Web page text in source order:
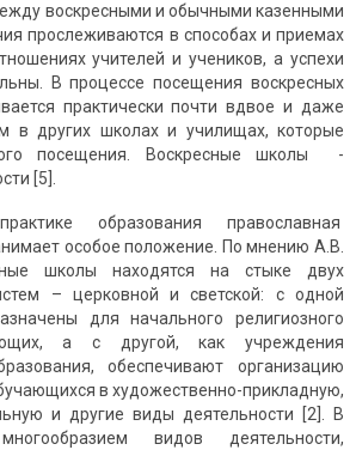
воскресными и обычными казенными
прослеживаются в способах и приемах
учителей и учеников, а успехи
В процессе посещения воскресных
практически почти вдвое и даже
в других школах и училищах, которые
посещения. Воскресные школы -
[5].
образования православная
особое положение. По мнению А.В.
школы находятся на стыке двух
– церковной и светской: с одной
для начального религиозного
а с другой, как учреждения
обеспечивают организацию
в художественно-прикладную,
и другие виды деятельности [2]. В
видов деятельности,